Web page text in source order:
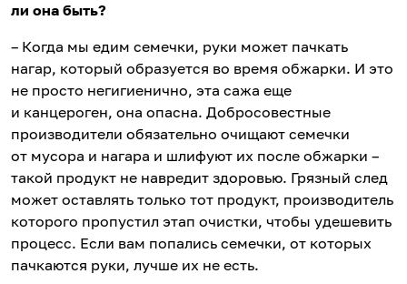
ли она быть?
– Когда мы едим семечки, руки может пачкать
нагар, который образуется во время обжарки. И это
не просто негигиенично, эта сажа еще
и канцероген, она опасна. Добросовестные
производители обязательно очищают семечки
от мусора и нагара и шлифуют их после обжарки –
такой продукт не навредит здоровью. Грязный след
может оставлять только тот продукт, производитель
которого пропустил этап очистки, чтобы удешевить
процесс. Если вам попались семечки, от которых
пачкаются руки, лучше их не есть.